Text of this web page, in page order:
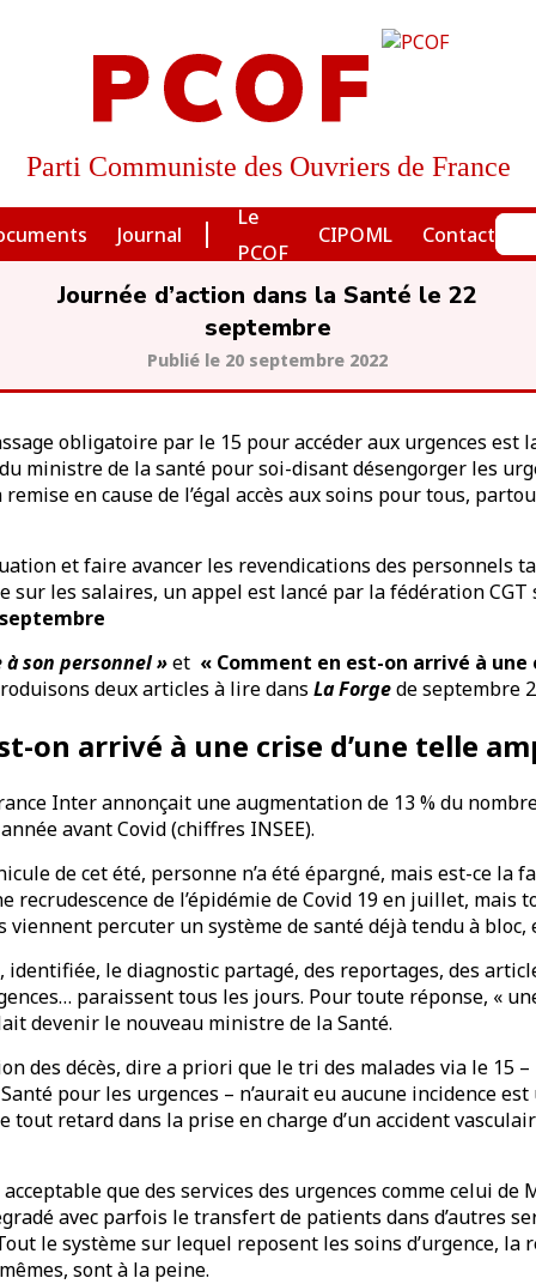
PCOF
Parti Communiste des Ouvriers de France
Journal
Le
PCOF
CIPOML Contact
Journée d’action dans la Santé le 22
septembre
20 septembre 2022
obligatoire par le 15 pour accéder aux urgences est
ministre de la santé pour soi-disant désengorger les
en cause de l’égal accès aux soins pour tous,
et faire avancer les revendications des personnels
sur les salaires, un appel est lancé par la fédération
à son personnel »et « Comment en est-on arrivé à une
deux articles à lire dans La Forgede septembre
on arrivé à une crise d’une telle
Inter annonçait une augmentation de 13 % du
avant Covid (chiffres INSEE).
de cet été, personne n’a été épargné, mais est-ce la
recrudescence de l’épidémie de Covid 19 en juillet, mais
percuter un système de santé déjà tendu à bloc,
identifiée, le diagnostic partagé, des reportages, des
paraissent tous les jours. Pour toute réponse, «
devenir le nouveau ministre de la Santé.
des décès, dire a priori que le tri des malades via le 15
pour les urgences – n’aurait eu aucune incidence est
tout retard dans la prise en charge d’un accident
acceptable que des services des urgences comme celui
avec parfois le transfert de patients dans d’autres
le système sur lequel reposent les soins d’urgence, la
sont à la peine.